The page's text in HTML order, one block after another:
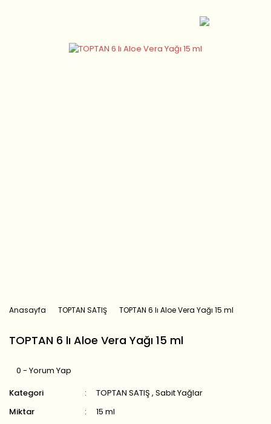
Anasayfa TOPTAN SATIŞ TOPTAN 6 lı Aloe Vera Yağı 15 ml
TOPTAN 6 lı Aloe Vera Yağı 15 ml
0 - Yorum Yap
Kategori
TOPTAN SATIŞ ,Sabit Yağlar
Miktar
15 ml